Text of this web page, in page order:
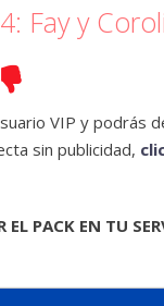
Fay y
VIP y podrás
sin publicidad,
EL PACK EN TU